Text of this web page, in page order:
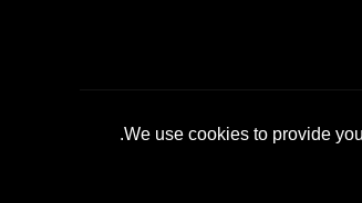
We use cookies to provide